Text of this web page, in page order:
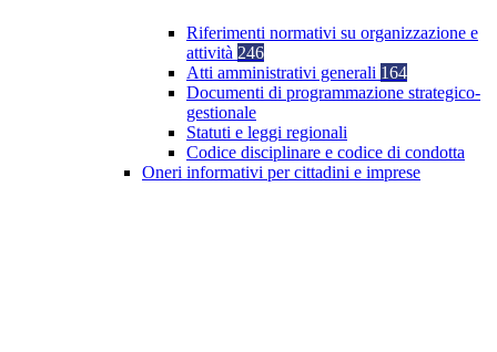
Riferimenti normativi su organizzazione e
attività 246
Atti amministrativi generali 164
Documenti di programmazione strategico-
gestionale
Statuti e leggi regionali
Codice disciplinare e codice di condotta
Oneri informativi per cittadini e imprese